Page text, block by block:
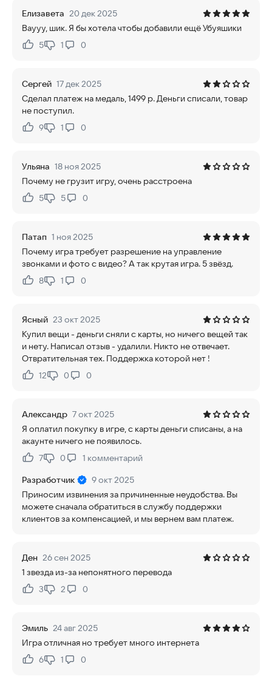
Елизавета 20 дек 2025
Ваууу, шик. Я бы хотела чтобы добавили ещё Убуяшики
Нравится:
5Не нравится:
1 0
Сергей 17 дек 2025
Сделал платеж на медаль, 1499 р. Деньги списали, товар
не поступил.
Нравится:
9Не нравится:
1 0
Ульяна 18 ноя 2025
Почему не грузит игру, очень расстроена
Нравится:
5Не нравится:
5 0
Патап 1 ноя 2025
Почему игра требует разрешение на управление
звонками и фото с видео? А так крутая игра. 5 звёзд.
Нравится:
8Не нравится:
1 0
Ясный 23 окт 2025
Купил вещи - деньги сняли с карты, но ничего вещей так
и нету. Написал отзыв - удалили. Никто не отвечает.
Отвратительная тех. Поддержка которой нет !
Нравится:
12Не нравится:
0 0
Александр 7 окт 2025
Я оплатил покупку в игре, с карты деньги списаны, а на
акаунте ничего не появилось.
Нравится:
7Не нравится:
0 1 комментарий
Разработчик
9 окт 2025
Приносим извинения за причиненные неудобства. Вы
можете сначала обратиться в службу поддержки
клиентов за компенсацией, и мы вернем вам платеж.
Ден 26 сен 2025
1 звезда из-за непонятного перевода
Нравится:
3Не нравится:
2 0
Эмиль 24 авг 2025
Игра отличная но требует много интернета
Нравится:
6Не нравится:
1 0